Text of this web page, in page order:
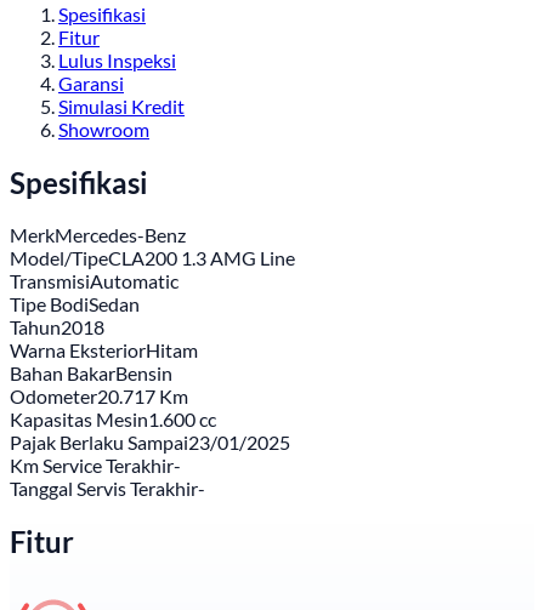
Spesifikasi
Fitur
Lulus Inspeksi
Garansi
Simulasi Kredit
Showroom
Spesifikasi
MerkMercedes-Benz
Model/TipeCLA200 1.3 AMG Line
TransmisiAutomatic
Tipe BodiSedan
Tahun2018
Warna EksteriorHitam
Bahan BakarBensin
Odometer20.717 Km
Kapasitas Mesin1.600 cc
Pajak Berlaku Sampai23/01/2025
Km Service Terakhir-
Tanggal Servis Terakhir-
Fitur